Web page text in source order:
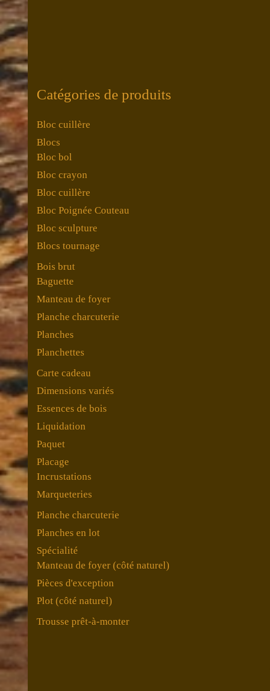
Catégories de produits
Bloc cuillère
Blocs
Bloc bol
Bloc crayon
Bloc cuillère
Bloc Poignée Couteau
Bloc sculpture
Blocs tournage
Bois brut
Baguette
Manteau de foyer
Planche charcuterie
Planches
Planchettes
Carte cadeau
Dimensions variés
Essences de bois
Liquidation
Paquet
Placage
Incrustations
Marqueteries
Planche charcuterie
Planches en lot
Spécialité
Manteau de foyer (côté naturel)
Pièces d'exception
Plot (côté naturel)
Trousse prêt-à-monter